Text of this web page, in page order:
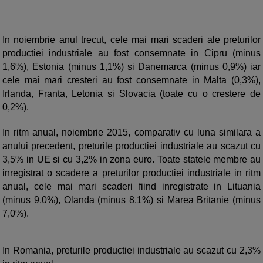
In noiembrie anul trecut, cele mai mari scaderi ale preturilor
productiei industriale au fost consemnate in Cipru (minus
1,6%), Estonia (minus 1,1%) si Danemarca (minus 0,9%) iar
cele mai mari cresteri au fost consemnate in Malta (0,3%),
Irlanda, Franta, Letonia si Slovacia (toate cu o crestere de
0,2%).
In ritm anual, noiembrie 2015, comparativ cu luna similara a
anului precedent, preturile productiei industriale au scazut cu
3,5% in UE si cu 3,2% in zona euro. Toate statele membre au
inregistrat o scadere a preturilor productiei industriale in ritm
anual, cele mai mari scaderi fiind inregistrate in Lituania
(minus 9,0%), Olanda (minus 8,1%) si Marea Britanie (minus
7,0%).
In Romania, preturile productiei industriale au scazut cu 2,3%